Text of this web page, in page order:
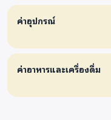
ค่าอุปกรณ์
ค่าอาหารและเครื่องดื่ม